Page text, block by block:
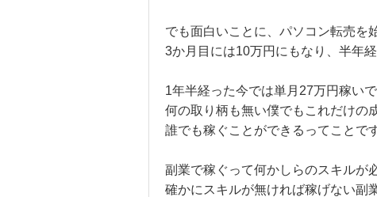
でも面白いことに、パソコン転売を
3か月目には10万円にもなり、半年
1年半経った今では単月27万円稼い
何の取り柄も無い僕でもこれだけの
誰でも稼ぐことができるってことです
副業で稼ぐって何かしらのスキルが
確かにスキルが無ければ稼げない副